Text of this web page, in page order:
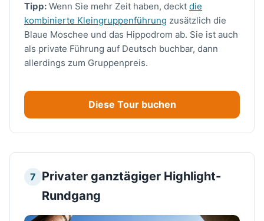
Tipp: Wenn Sie mehr Zeit haben, deckt die
kombinierte Kleingruppenführung zusätzlich die
Blaue Moschee und das Hippodrom ab. Sie ist auch
als private Führung auf Deutsch buchbar, dann
allerdings zum Gruppenpreis.
Diese Tour buchen
7 Privater ganztägiger Highlight-
Rundgang